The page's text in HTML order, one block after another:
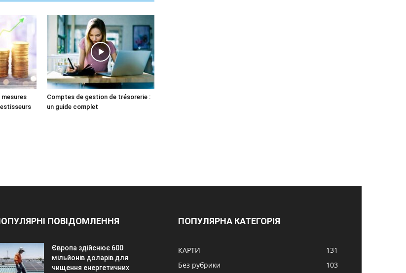
mesures
Comptes de gestion de trésorerie :
un guide complet
ПОВІДОМЛЕННЯ
Європа здійснює 600
мільйонів доларів для
чищення енергетичних
ПОПУЛЯРНА КАТЕГОРІЯ
КАРТИ
131
Без рубрики
103